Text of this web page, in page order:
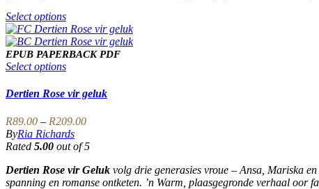
on
the
product
page
Select optionsThis
product
has
multiple
variants.
options
may
be
chosen
on
the
product
page
EPUB PAPERBACK PDF
Select optionsThis
has
multiple
variants.
The
options
may
be
chosen
Dertien Rose vir geluk
R89.00 – R209.00Price
R89.00
R209.00
ByRia Richards
Rated 5.00 out of 5
Dertien Rose vir Geluk volg drie generasies vroue – Ansa, Mariska
spanning en romanse ontketen. ’n Warm, plaasgegronde verhaal oor